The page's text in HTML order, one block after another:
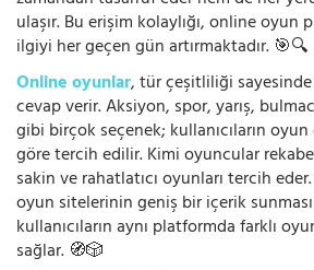
ulaşır. Bu erişim kolaylığı, online oyun
ilgiyi her geçen gün artırmaktadır. 🎯🔍
Online oyunlar, tür çeşitliliği
cevap verir. Aksiyon, spor, yarış,
gibi birçok seçenek; kullanıcıların
göre tercih edilir. Kimi oyuncular
sakin ve rahatlatıcı oyunları tercih
oyun sitelerinin geniş bir içerik
kullanıcıların aynı platformda farklı
sağlar. 🧭🎲